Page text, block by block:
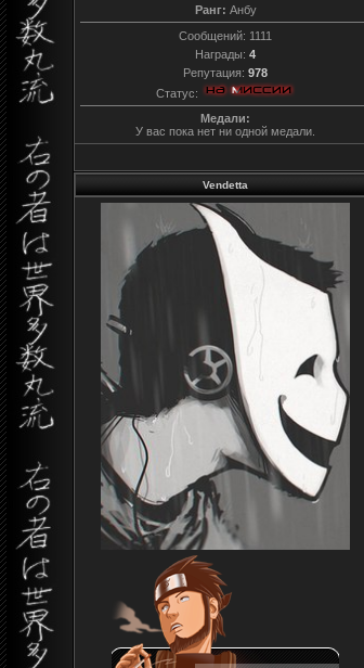
Ранг: Анбу
Сообщений: 1111
Награды: 4
Репутация: 978
Статус:
Медали:
У вас пока нет ни одной медали.
Vendetta